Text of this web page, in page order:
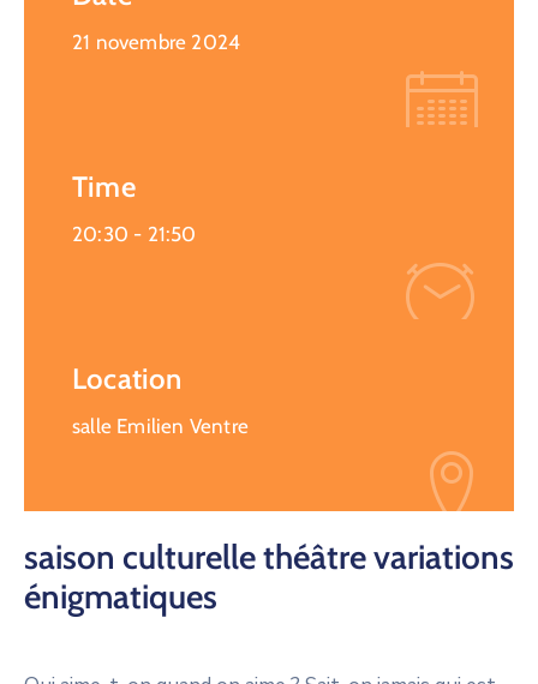
21 novembre 2024
Time
20:30 - 21:50
Location
salle Emilien Ventre
saison culturelle théâtre variations
énigmatiques